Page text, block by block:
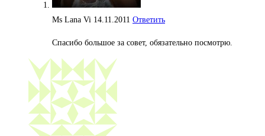
Ms Lana Vi 14.11.2011 Ответить
Спасибо большое за совет, обязательно посмотрю.